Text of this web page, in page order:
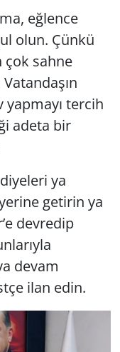
eğlence
olun. Çünkü
çok sahne
tercih
adeta bir
ya
getirin ya
devredip
devam
ilan edin.